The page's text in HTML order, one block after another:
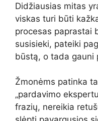
Didžiausias mitas
viskas turi būti
procesas paprastai
susisieki, pateiki
būstą, o tada gauni
Žmonėms patinka
„pardavimo
frazių, nereikia